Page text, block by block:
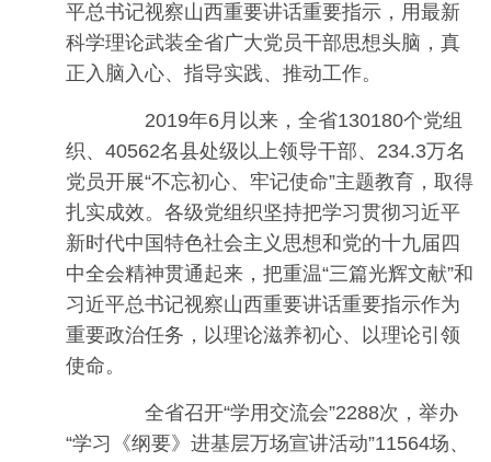
平总书记视察山西重要讲话重要指示，用最新
科学理论武装全省广大党员干部思想头脑，真
正入脑入心、指导实践、推动工作。
2019年6月以来，全省130180个党组
织、40562名县处级以上领导干部、234.3万名
党员开展“不忘初心、牢记使命”主题教育，取得
扎实成效。各级党组织坚持把学习贯彻习近平
新时代中国特色社会主义思想和党的十九届四
中全会精神贯通起来，把重温“三篇光辉文献”和
习近平总书记视察山西重要讲话重要指示作为
重要政治任务，以理论滋养初心、以理论引领
使命。
全省召开“学用交流会”2288次，举办
“学习《纲要》进基层万场宣讲活动”11564场、